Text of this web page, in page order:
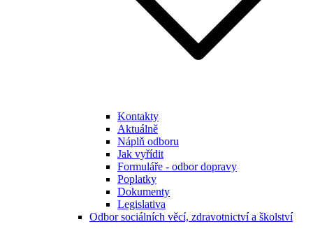
Kontakty
Aktuálně
Náplň odboru
Jak vyřídit
Formuláře - odbor dopravy
Poplatky
Dokumenty
Legislativa
Odbor sociálních věcí, zdravotnictví a školství